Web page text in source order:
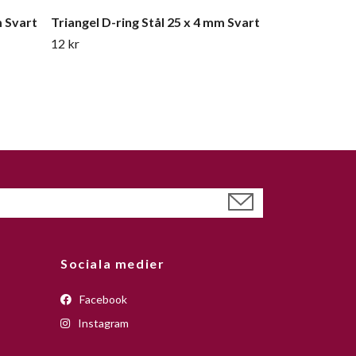
Svart
Triangel D-ring Stål 25 x 4 mm Svart
12 kr
Sociala medier
Facebook
Instagram